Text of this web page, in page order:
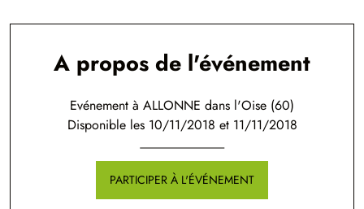
A propos de l'événement
Evénement à ALLONNE dans l'Oise (60)
Disponible les 10/11/2018 et 11/11/2018
PARTICIPER À L'ÉVÉNEMENT